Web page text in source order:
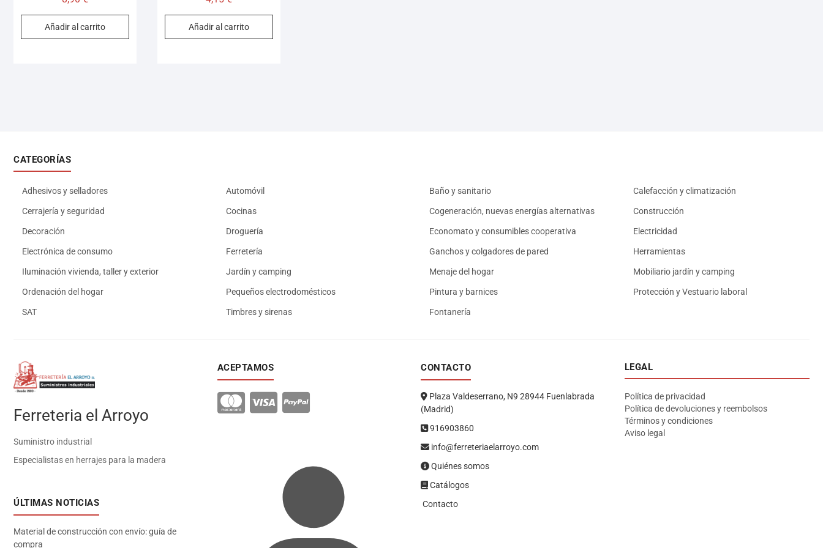
Añadir al carrito Añadir al carrito
CATEGORÍAS
Adhesivos y selladores Automóvil Baño y sanitario Calefacción y climatización
Cerrajería y seguridad Cocinas Cogeneración, nuevas energías alternativas Construcción
Decoración Droguería Economato y consumibles cooperativa Electricidad
Electrónica de consumo Ferretería Ganchos y colgadores de pared Herramientas
Iluminación vivienda, taller y exterior Jardín y camping Menaje del hogar Mobiliario jardín y camping
Ordenación del hogar Pequeños electrodomésticos Pintura y barnices Protección y Vestuario laboral
SAT Timbres y sirenas Fontanería
Ferreteria el Arroyo
Suministro industrial
Especialistas en herrajes para la madera
ÚLTIMAS NOTICIAS
Material de construcción con envío: guía de
compra
ACEPTAMOS CONTACTO
Plaza Valdeserrano, N9 28944 Fuenlabrada
(Madrid)
916903860
info@ferreteriaelarroyo.com
Quiénes somos
Catálogos
Contacto
LEGAL
Política de privacidad
Política de devoluciones y reembolsos
Términos y condiciones
Aviso legal
Asesor El Arroyo
En línea · responde en segundos
WhatsApp